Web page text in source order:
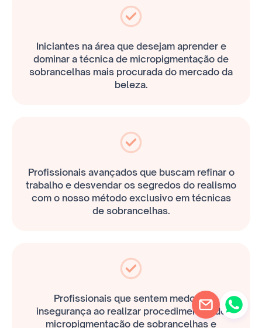
Iniciantes na área que desejam aprender e
dominar a técnica de micropigmentação de
sobrancelhas mais procurada do mercado da
beleza.
Profissionais avançados que buscam refinar o
trabalho e desvendar os segredos do realismo
com o nosso método exclusivo em técnicas
de sobrancelhas.
Profissionais que sentem medo ou
insegurança ao realizar procedimentos de
micropigmentação de sobrancelhas e